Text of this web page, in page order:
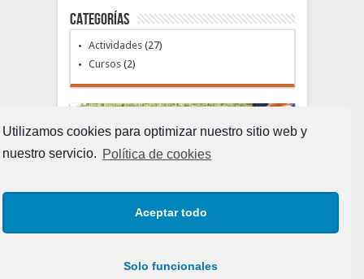
Utilizamos cookies para optimizar nuestro sitio web y
nuestro servicio. Política de cookies
Aceptar todo
Solo funcionales
Categorías
Actividades(27)
Cursos(2)
Huerto Ecológico